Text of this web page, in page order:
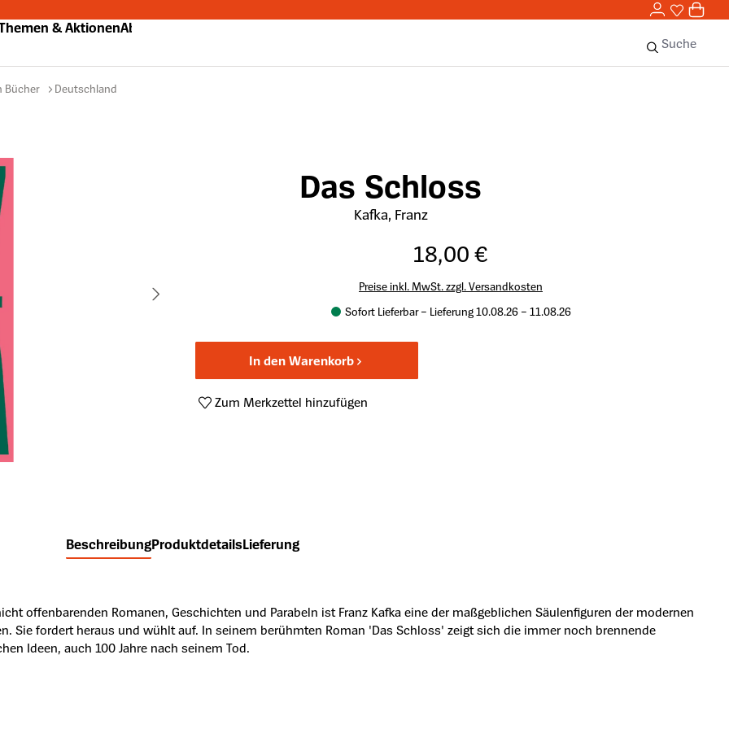
0,00
0
& AktionenAbo
Suche
Bücher Deutschland
Das Schloss
Kafka, Franz
18,00 €
Preise inkl. MwSt. zzgl. Versandkosten
Sofort Lieferbar – Lieferung 10.08.26 – 11.08.26
In den Warenkorb
Zum Merkzettel hinzufügen
BeschreibungProduktdetailsLieferung
offenbarenden Romanen, Geschichten und Parabeln ist Franz Kafka eine der maßgeblichen Säulenfiguren der modernen
Sie fordert heraus und wühlt auf. In seinem berühmten Roman 'Das Schloss' zeigt sich die immer noch brennende
Ideen, auch 100 Jahre nach seinem Tod.